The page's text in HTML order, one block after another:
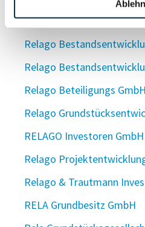
Relago
Relago
Relago
Relago Beteiligungs GmbH
Relago
RELAGO Investoren GmbH
Relago
Relago & Trautmann
RELA Grundbesitz GmbH